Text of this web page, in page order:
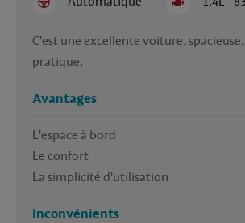
C'est une excellente voiture,
pratique.
Avantages
L'espace à bord
Le confort
La simplicité d'utilisation
Inconvénients